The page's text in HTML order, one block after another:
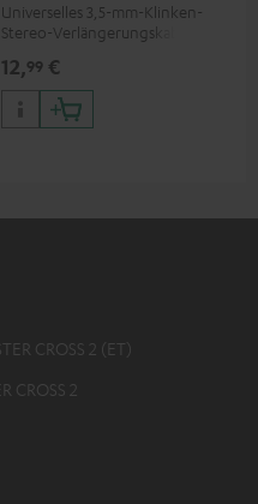
Universelles 3,5-mm-Klinken-
Stereo-Verlängerungskabel
12,99 €
CROSS 2 (ET)
CROSS 2